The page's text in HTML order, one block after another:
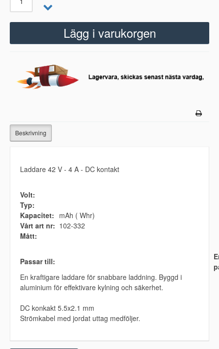
Beskrivning
Laddare 42 V - 4 A - DC kontakt
Volt:
Typ:
Kapacitet: mAh ( Whr)
Vårt art nr: 102-332
Mått:
Passar till:
En kraftigare laddare för snabbare laddning. Byggd i
aluminium för effektivare kylning och säkerhet.
DC konkakt 5.5x2.1 mm
Strömkabel med jordat uttag medföljer.